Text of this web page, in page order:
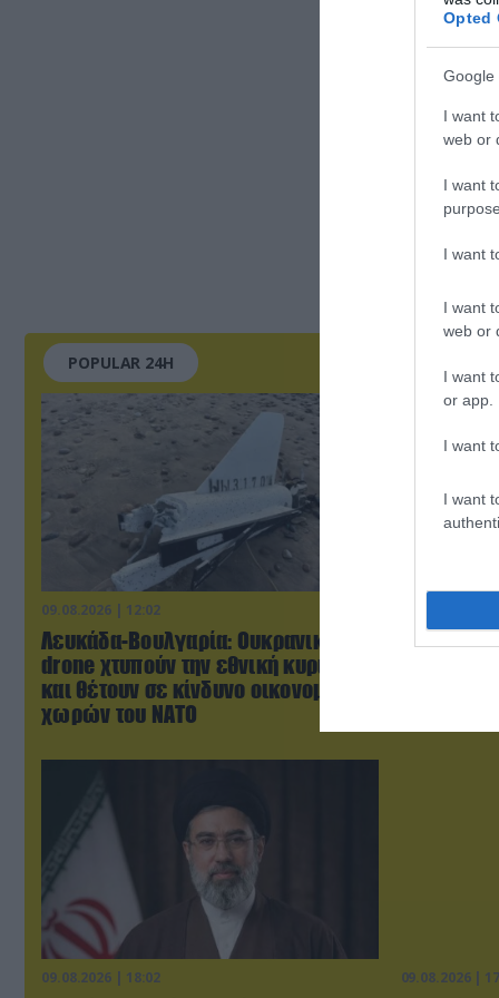
Opted
Google
I want
web or
I want
I want
I want
web or
I want
or app.
I want
I want
POPULAR 24H
09.08.2026 | 12:02
Λευκάδα-Βουλγαρία: Ουκρανικά
drone χτυπούν την εθνική κυριαρχία
και θέτουν σε κίνδυνο οικονομίες
χωρών του ΝΑΤΟ
Η
09.08.2026 | 18:02 09.08.2026 |